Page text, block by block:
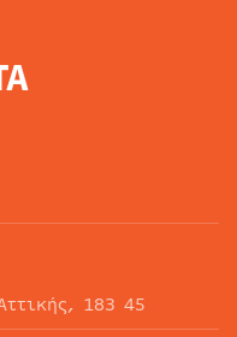
183 45